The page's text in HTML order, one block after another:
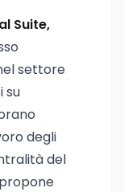
Suite,
settore
su
degli
del